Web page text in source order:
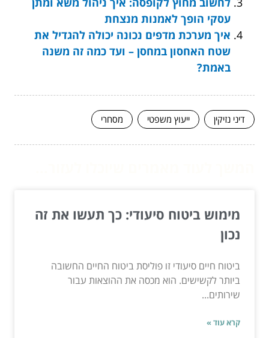
עסקי הופך לאמנות מנצחת
איך מערכת מדפים נכונה יכולה להגדיל את
שטח האחסון במחסן – ועד כמה זה משנה
באמת?
דיני נזיקין ייעוץ משפטי מסחרי
מימוש ביטוח סיעודי: כך תעשו את זה
נכון
ביטוח חיים סיעודי זו פוליסת ביטוח החיים החשובה
ביותר לקשישים. הוא מכסה את ההוצאות עבור
שירותים...
קרא עוד »